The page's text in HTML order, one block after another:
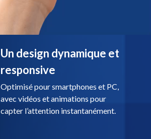
Un design dynamique et
responsive
Optimisé pour smartphones et PC,
avec vidéos et animations pour
capter l’attention instantanément.